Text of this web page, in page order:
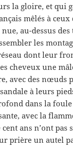
la gloire, et qui
mêlés à ceux
au-dessus
les
dont leur
cheveux une
avec des nœuds
sandale à leurs
dans la
avec la
cent ans n’ont pas
prière un autel